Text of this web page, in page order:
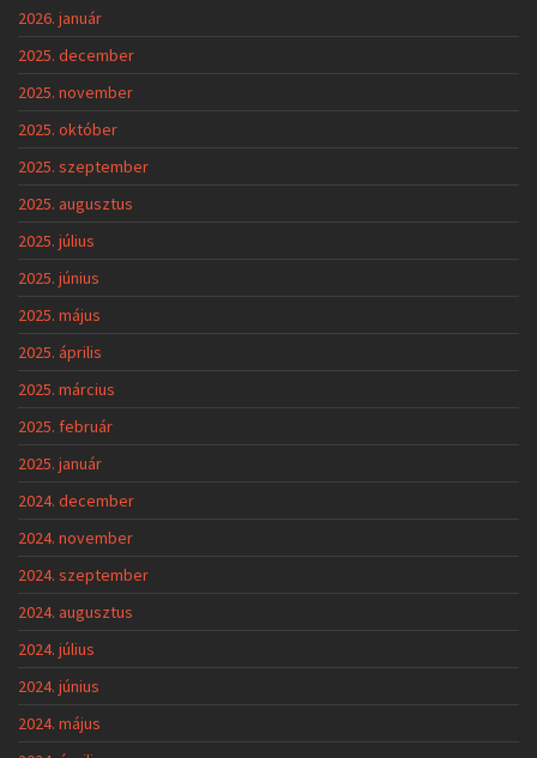
2026. január
2025. december
2025. november
2025. október
2025. szeptember
2025. augusztus
2025. július
2025. június
2025. május
2025. április
2025. március
2025. február
2025. január
2024. december
2024. november
2024. szeptember
2024. augusztus
2024. július
2024. június
2024. május